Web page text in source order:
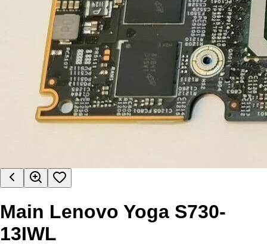
Main Lenovo Yoga S730-
13IWL